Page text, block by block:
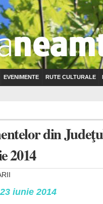
EVENIMENTE RUTE CULTURALE
din
2014
iunie 2014